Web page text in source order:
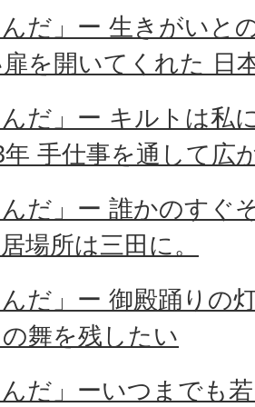
んだ」ー 生きがいと
を開いてくれた 日
んだ」ー キルトは私
手仕事を通して広
んだ」ー 誰かのすぐ
場所は三田に。
んだ」ー 御殿踊りの
舞を残したい
んだ」ーいつまでも